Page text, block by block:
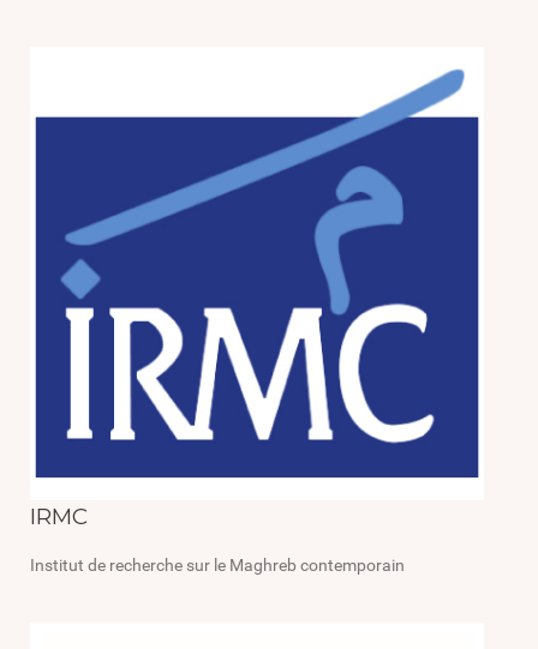
IRMC
Institut de recherche sur le Maghreb contemporain